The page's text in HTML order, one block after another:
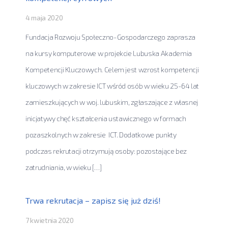
4 maja 2020
Fundacja Rozwoju Społeczno-Gospodarczego zaprasza
na kursy komputerowe w projekcie Lubuska Akademia
Kompetencji Kluczowych. Celem jest wzrost kompetencji
kluczowych w zakresie ICT wśród osób w wieku 25-64 lat
zamieszkujących w woj. lubuskim, zgłaszające z własnej
inicjatywy chęć kształcenia ustawicznego w formach
pozaszkolnych w zakresie ICT. Dodatkowe punkty
podczas rekrutacji otrzymują osoby: pozostające bez
zatrudniania, w wieku […]
Trwa rekrutacja – zapisz się już dziś!
7 kwietnia 2020